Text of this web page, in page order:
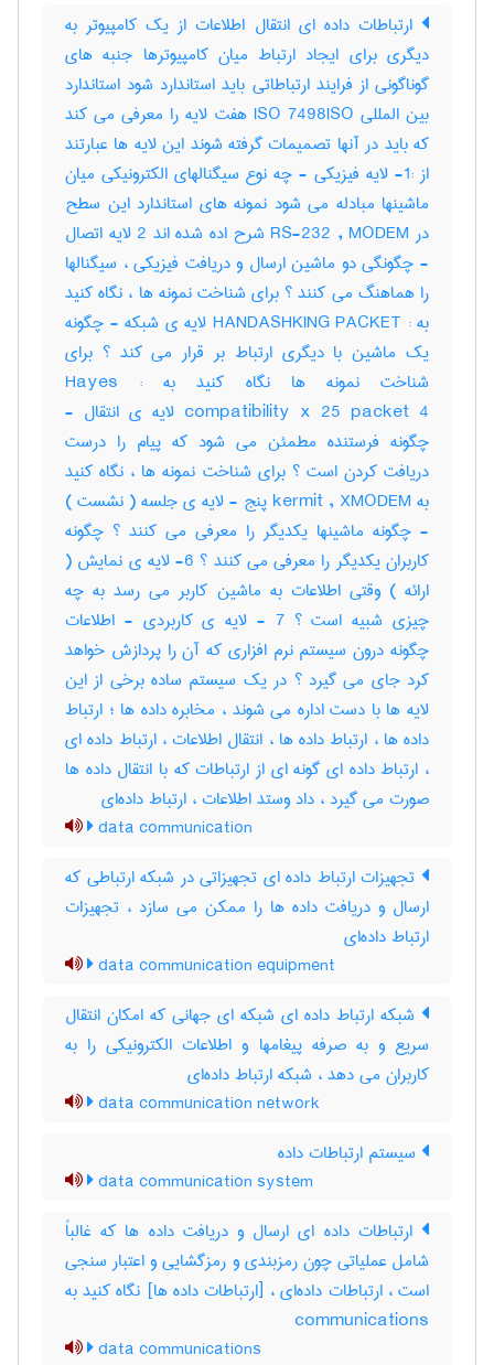
ارتباطات داده ای انتقال اطلاعات از یک کامپیوتر به
دیگری برای ایجاد ارتباط میان کامپیوترها جنبه های
گوناگونی از فرایند ارتباطاتی باید استاندارد شود استاندارد
بین المللی ISO 7498ISO هفت لایه را معرفی می کند
که باید در آنها تصمیمات گرفته شوند این لایه ها عبارتند
از :1- لایه فیزیکی - چه نوع سیگنالهای الکترونیکی میان
ماشینها مبادله می شود نمونه های استاندارد این سطح
در RS-232 , MODEM شرح اده شده اند 2 لایه اتصال
- چگونگی دو ماشین ارسال و دریافت فیزیکی ، سیگنالها
را هماهنگ می کنند ؟ برای شناخت نمونه ها ، نگاه کنید
به : HANDASHKING PACKET لایه ی شبکه - چگونه
یک ماشین با دیگری ارتباط بر قرار می کند ؟ برای
شناخت نمونه ها نگاه کنید به : Hayes
compatibility x 25 packet 4 لایه ی انتقال -
چگونه فرستنده مطمئن می شود که پیام را درست
دریافت کردن است ؟ برای شناخت نمونه ها ، نگاه کنید
به kermit , XMODEM پنج - لایه ی جلسه ( نشست )
- چگونه ماشینها یکدیگر را معرفی می کنند ؟ چگونه
کاربران یکدیگر را معرفی می کنند ؟ 6- لایه ی نمایش (
ارائه ) وقتی اطلاعات به ماشین کاربر می رسد به چه
چیزی شبیه است ؟ 7 - لایه ی کاربردی - اطلاعات
چگونه درون سیستم نرم افزاری که آن را پردازش خواهد
کرد جای می گیرد ؟ در یک سیستم ساده برخی از این
لایه ها با دست اداره می شوند ، مخابره داده ها ؛ ارتباط
داده ها ، ارتباط داده ها ، انتقال اطلاعات ، ارتباط داده ای
، ارتباط داده ای گونه ای از ارتباطات که با انتقال داده ها
صورت می گیرد ، داد وستد اطلاعات ، ارتباط داده‌ای
data communication
تجهیزات ارتباط داده ای تجهیزاتی در شبکه ارتباطی که
ارسال و دریافت داده ها را ممکن می سازد ، تجهیزات
ارتباط داده‌ای
data communication equipment
شبکه ارتباط داده ای شبکه ای جهانی که امکان انتقال
سریع و به صرفه پیغامها و اطلاعات الکترونیکی را به
کاربران می دهد ، شبکه ارتباط داده‌ای
data communication network
سیستم ارتباطات داده
data communication system
ارتباطات داده ای ارسال و دریافت داده ها که غالباً
شامل عملیاتی چون رمزبندی و رمزگشایی و اعتبار سنجی
است ، ارتباطات داده‌ای ، [ارتباطات داده ها] نگاه کنید به
‎ communications
data communications